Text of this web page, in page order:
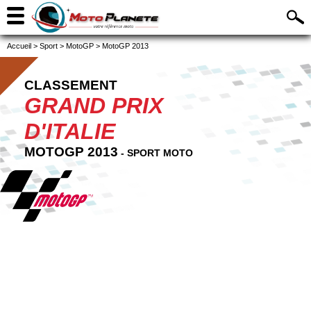
Accueil > Sport > MotoGP > MotoGP 2013
CLASSEMENT
GRAND PRIX
D'ITALIE
MOTOGP 2013 - SPORT MOTO